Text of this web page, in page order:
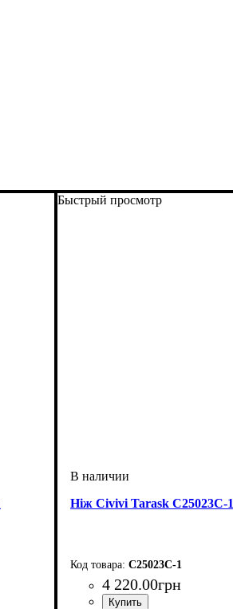
Быстрый просмотр
Ніж Civivi Tarask C25023C-1
C25023C-1
4 220.00грн